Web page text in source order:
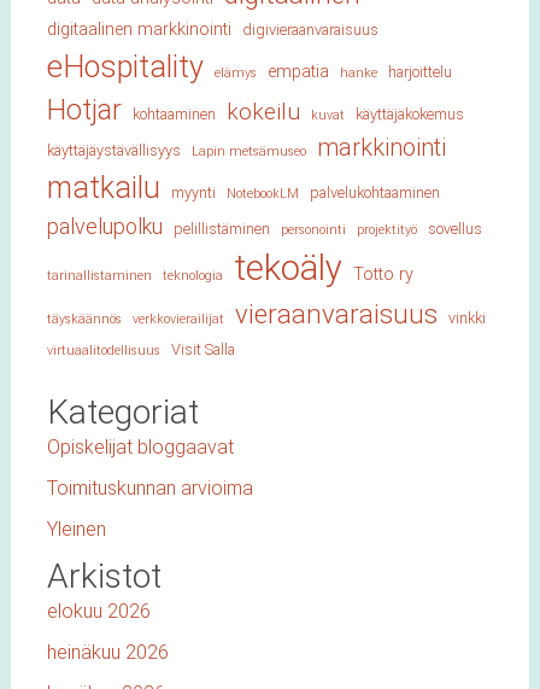
digitaalinen markkinointi digivieraanvaraisuus
eHospitality elämys empatia hanke harjoittelu
Hotjar kohtaaminen kokeilu kuvat
käyttäjäkokemus
käyttäjäystävällisyys
Lapin metsämuseo markkinointi
matkailu myynti NotebookLM palvelukohtaaminen
palvelupolku pelillistäminen personointi projektityö sovellus
tarinallistaminen teknologia tekoäly Totto ry
täyskäännös verkkovierailijat vieraanvaraisuus vinkki
virtuaalitodellisuus Visit Salla
Kategoriat
Opiskelijat bloggaavat
Toimituskunnan arvioima
Yleinen
Arkistot
elokuu 2026
heinäkuu 2026